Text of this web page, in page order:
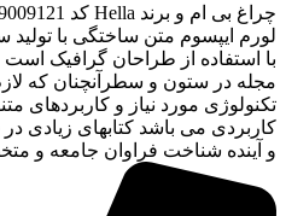
چراغ بی ام و برند Hella کد 1ZS169009121
لورم ایپسوم متن ساختگی با
با استفاده از طراحان گرافیک است
مجله در ستون و سطرآنچنان که
تکنولوژی مورد نیاز و کاربردهای
کاربردی می باشد کتابهای
و آینده شناخت فراوان جامعه و